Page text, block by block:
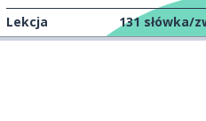
nazwa
Lekcja 131 słówka/